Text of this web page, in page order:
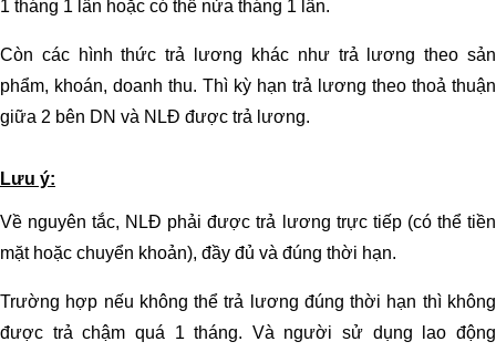
1 tháng 1 lần hoặc có thể nửa tháng 1 lần.
Còn các hình thức trả lương khác như trả lương theo sản
phẩm, khoán, doanh thu. Thì kỳ hạn trả lương theo thoả thuận
giữa 2 bên DN và NLĐ được trả lương.
Lưu ý:
Về nguyên tắc, NLĐ phải được trả lương trực tiếp (có thể tiền
mặt hoặc chuyển khoản), đầy đủ và đúng thời hạn.
Trường hợp nếu không thể trả lương đúng thời hạn thì không
được trả chậm quá 1 tháng. Và người sử dụng lao động